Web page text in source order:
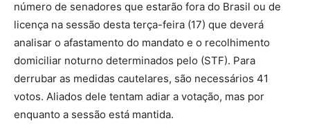
número de senadores que estarão fora do Brasil ou de
licença na sessão desta terça-feira (17) que deverá
analisar o afastamento do mandato e o recolhimento
domiciliar noturno determinados pelo (STF). Para
derrubar as medidas cautelares, são necessários 41
votos. Aliados dele tentam adiar a votação, mas por
enquanto a sessão está mantida.